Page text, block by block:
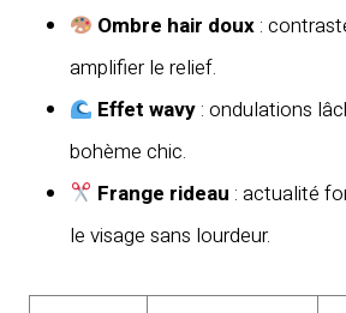
Ombre hair doux :
amplifier le relief.
Effet wavy : ondulations
bohème chic.
Frange rideau : actualité
le visage sans lourdeur.